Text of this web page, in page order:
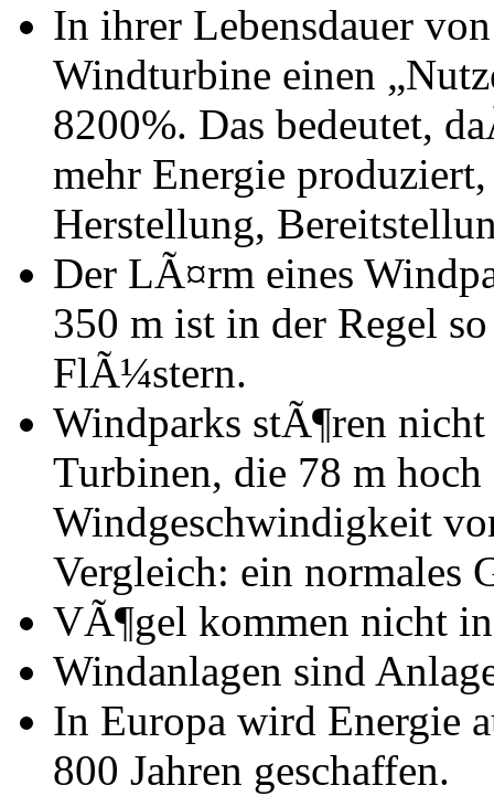
In ihrer Lebensdauer
Windturbine einen
8200%. Das bedeutet,
mehr Energie
Herstellung,
Der LÃ¤rm eines
350 m ist in der Regel
FlÃ¼stern.
Windparks stÃ¶ren
Turbinen, die 78 m
Windgeschwindigkeit
Vergleich: ein normales
VÃ¶gel kommen nicht
Windanlagen sind
In Europa wird Energie
800 Jahren geschaffen.